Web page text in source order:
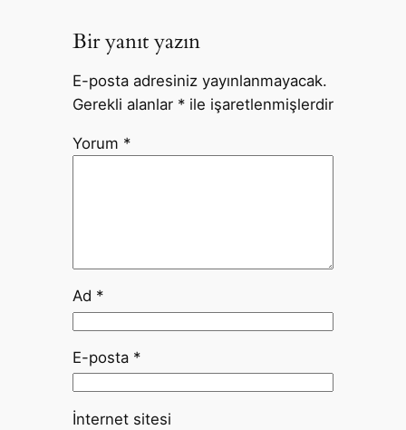
Bir yanıt yazın
E-posta adresiniz yayınlanmayacak.
Gerekli alanlar *ile işaretlenmişlerdir
Yorum *
Ad *
E-posta *
İnternet sitesi